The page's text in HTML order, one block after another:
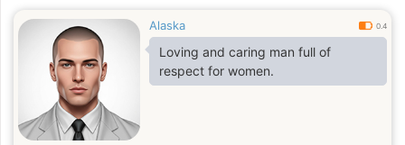
Alaska 0.4
Loving and caring man full of
respect for women.